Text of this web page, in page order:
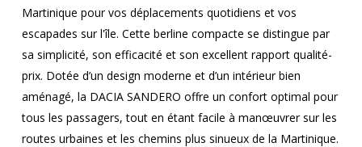
Martinique pour vos déplacements quotidiens et vos
escapades sur l'île. Cette berline compacte se distingue par
sa simplicité, son efficacité et son excellent rapport qualité-
prix. Dotée d’un design moderne et d’un intérieur bien
aménagé, la DACIA SANDERO offre un confort optimal pour
tous les passagers, tout en étant facile à manœuvrer sur les
routes urbaines et les chemins plus sinueux de la Martinique.